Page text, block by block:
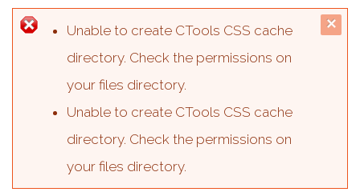
Error message
Unable to create CTools CSS cache
directory. Check the permissions on
your files directory.
Unable to create CTools CSS cache
directory. Check the permissions on
your files directory.